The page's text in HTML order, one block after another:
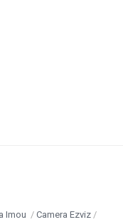
Imou
Camera Ezviz